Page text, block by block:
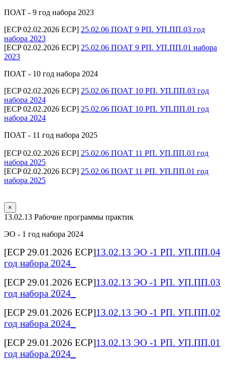
ПОАТ - 9 год набора 2023
[ECP 02.02.2026 ECP] 25.02.06 ПОАТ 9 РП. УП.ПП.03 год
набора 2023
[ECP 02.02.2026 ECP] 25.02.06 ПОАТ 9 РП. УП.ПП.01 набора
2023
ПОАТ - 10 год набора 2024
[ECP 02.02.2026 ECP] 25.02.06 ПОАТ 10 РП. УП.ПП.03 год
набора 2024
[ECP 02.02.2026 ECP] 25.02.06 ПОАТ 10 РП. УП.ПП.01 год
набора 2024
ПОАТ - 11 год набора 2025
[ECP 02.02.2026 ECP] 25.02.06 ПОАТ 11 РП. УП.ПП.03 год
набора 2025
[ECP 02.02.2026 ECP] 25.02.06 ПОАТ 11 РП. УП.ПП.01 год
набора 2025
×
13.02.13 Рабочие программы практик
ЭО - 1 год набора 2024
[ECP 29.01.2026 ECP]13.02.13 ЭО -1 РП. УП.ПП.04
год набора 2024_
[ECP 29.01.2026 ECP]13.02.13 ЭО -1 РП. УП.ПП.03
год набора 2024_
[ECP 29.01.2026 ECP]13.02.13 ЭО -1 РП. УП.ПП.02
год набора 2024_
[ECP 29.01.2026 ECP]13.02.13 ЭО -1 РП. УП.ПП.01
год набора 2024_